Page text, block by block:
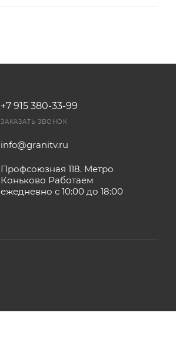
+7 915 380-33-99
ЗАКАЗАТЬ ЗВОНОК
info@granitv.ru
Профсоюзная 118. Метро
Коньково Работаем
ежедневно с 10:00 до 18:00